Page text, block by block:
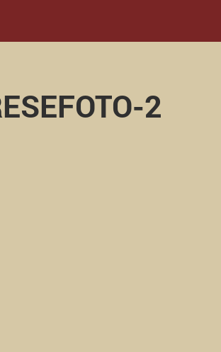
ausblenden
2